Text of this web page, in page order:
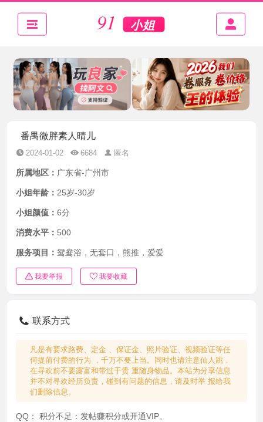
番禺微胖素人晴儿
2024-01-02 6684 匿名
所属地区： 广东省-广州市
小姐年龄： 25岁-30岁
小姐颜值： 6分
消费水平： 500
服务项目： 鸳鸯浴，无套口，熊推，爱爱
我要举报 我要收藏
联系方式
凡是有要求路费、定金 、保证金、照片验证、视频验证等任
何提前付费的行为 ，千万不要上当。同时也请注意仙人跳，
在寻欢前不要露富和带过于贵 重随身物品。本站为分享信息
并不对寻欢经历负责，碰到有问题的信息，请及时举 报给我
们删除信息。
QQ： 积分不足：发帖赚积分或开通VIP。